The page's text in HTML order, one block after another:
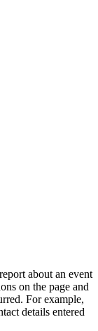
about an event
on the page and
For example,
details entered